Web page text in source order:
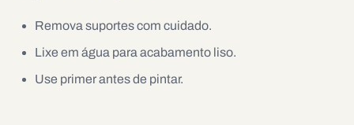
Remova suportes com cuidado.
Lixe em água para acabamento liso.
Use primer antes de pintar.